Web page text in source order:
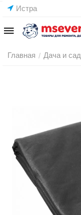
Истра
Главная / Дача и сад